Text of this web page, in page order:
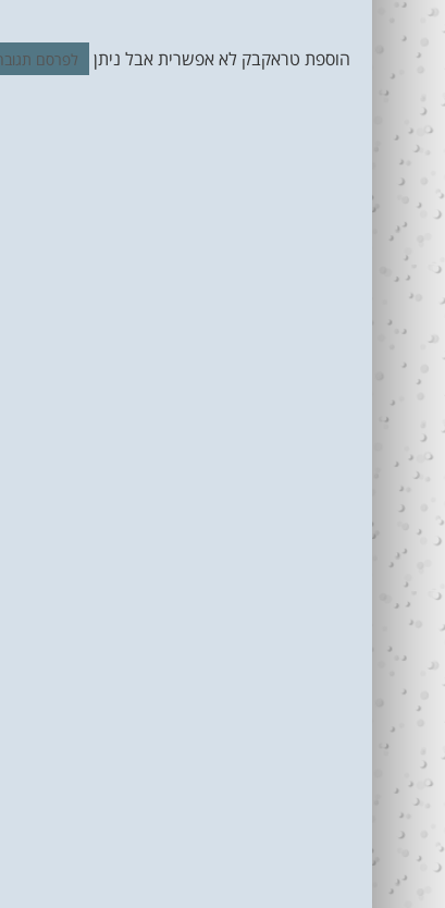
הוספת טראקבק לא אפשרית אבל ניתן לפרסם